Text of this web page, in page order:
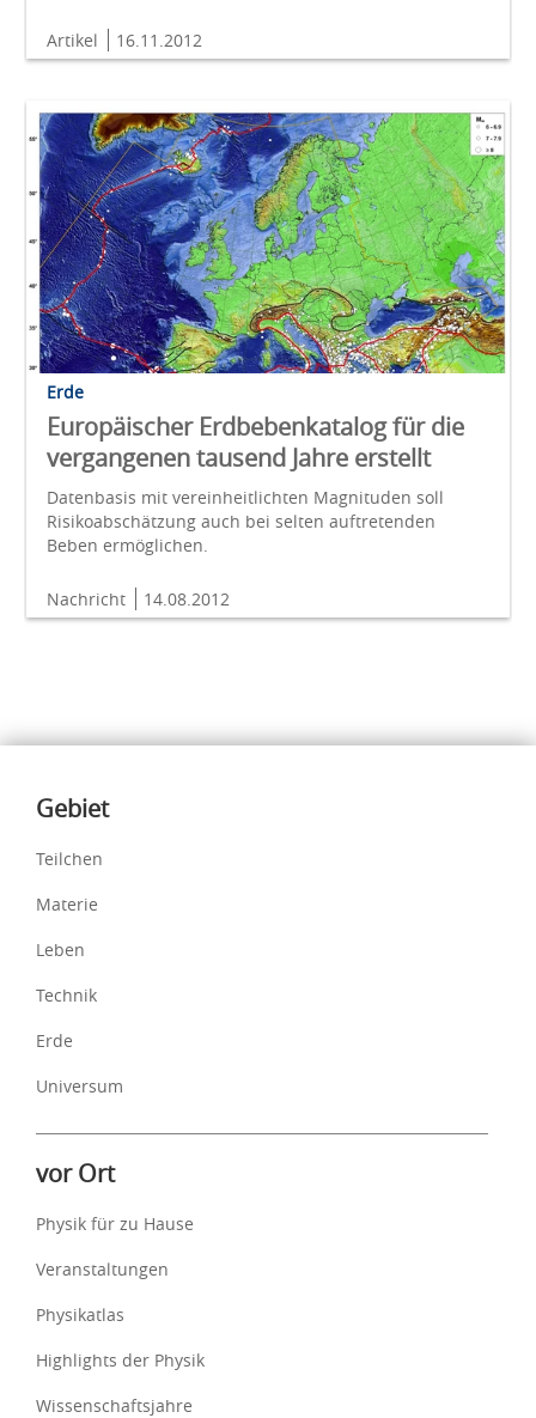
Artikel 16.11.2012
Erde
Europäischer Erdbebenkatalog für die
vergangenen tausend Jahre erstellt
Datenbasis mit vereinheitlichten Magnituden soll
Risikoabschätzung auch bei selten auftretenden
Beben ermöglichen.
Nachricht 14.08.2012
Inhalte
Gebiet
Teilchen
Materie
Leben
Technik
Erde
Universum
vor Ort
Physik für zu Hause
Veranstaltungen
Physikatlas
Highlights der Physik
Wissenschaftsjahre